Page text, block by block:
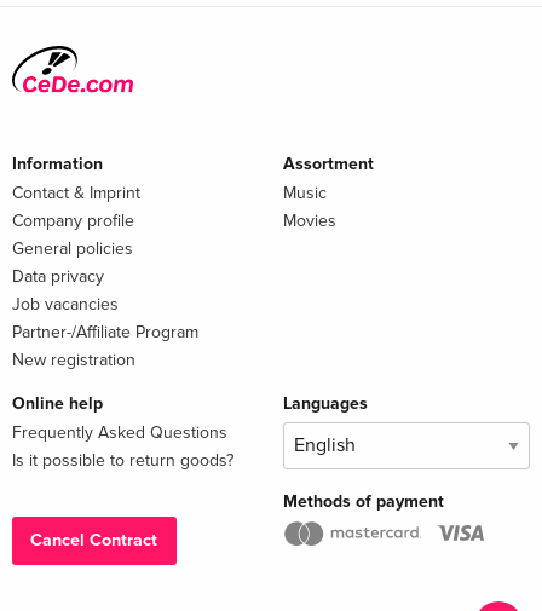
Information
Contact & Imprint
Company profile
General policies
Data privacy
Job vacancies
Partner-/Affiliate Program
New registration
Assortment
Music
Movies
Online help
Frequently Asked Questions
Is it possible to return goods?
Cancel Contract
Languages
Methods of payment